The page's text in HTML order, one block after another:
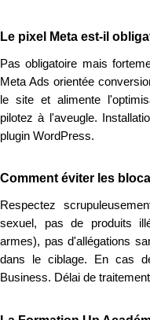
Le pixel Meta est-il
Pas obligatoire mais
Meta Ads orientée
le site et alimente
pilotez à l'aveugle.
plugin WordPress.
Comment éviter les
Respectez
sexuel, pas de produits
armes), pas d'allégations
dans le ciblage. En cas
Business. Délai de